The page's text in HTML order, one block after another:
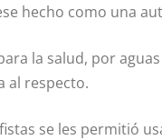
hecho como una
la salud, por
al respecto.
se les permitió